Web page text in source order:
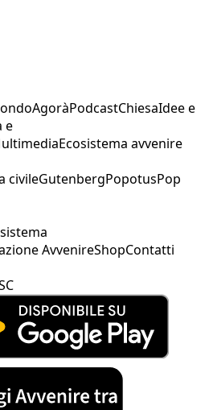
AgoràPodcastChiesaIdee e
e
Ecosistema avvenire
civileGutenbergPopotusPop
AvvenireShopContatti